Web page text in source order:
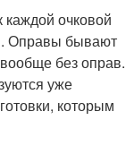
каждой очковой
Оправы бывают
без оправ.
уже
которым